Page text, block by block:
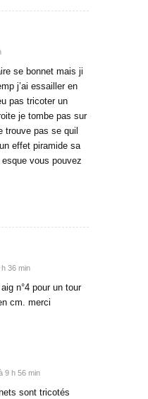
se bonnet mais ji
j’ai essailler en
pas tricoter un
je tombe pas sur
trouve pas se quil
effet piramide sa
vous pouvez
36 min
n°4 pour un tour
cm. merci
9 h 56 min
sont tricotés